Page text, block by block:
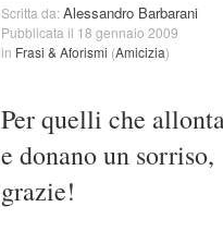
Scritta da:Alessandro Barbarani
Pubblicata il 18 gennaio 2009
in Frasi & Aforismi (Amicizia)
Per quelli che
e donano un sorriso,
grazie!